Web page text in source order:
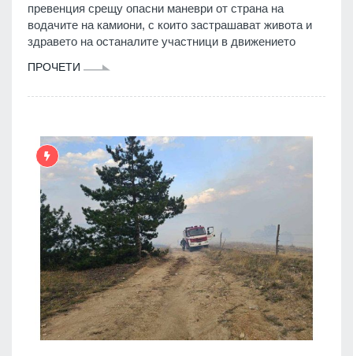
превенция срещу опасни маневри от страна на
водачите на камиони, с които застрашават живота и
здравето на останалите участници в движението
ПРОЧЕТИ